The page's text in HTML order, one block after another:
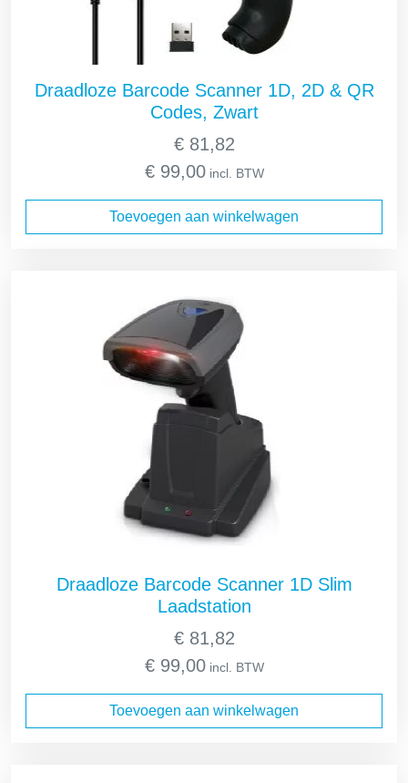
Draadloze Barcode Scanner 1D, 2D & QR
Codes, Zwart
€81,82
€99,00incl. BTW
Toevoegen aan winkelwagen
Draadloze Barcode Scanner 1D Slim
Laadstation
€81,82
€99,00incl. BTW
Toevoegen aan winkelwagen